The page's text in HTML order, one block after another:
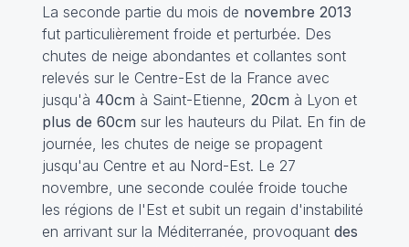
La seconde partie du mois de novembre 2013
fut particulièrement froide et perturbée. Des
chutes de neige abondantes et collantes sont
relevés sur le Centre-Est de la France avec
jusqu'à 40cm à Saint-Etienne, 20cm à Lyon et
plus de 60cm sur les hauteurs du Pilat. En fin de
journée, les chutes de neige se propagent
jusqu'au Centre et au Nord-Est. Le 27
novembre, une seconde coulée froide touche
les régions de l'Est et subit un regain d'instabilité
en arrivant sur la Méditerranée, provoquantdes